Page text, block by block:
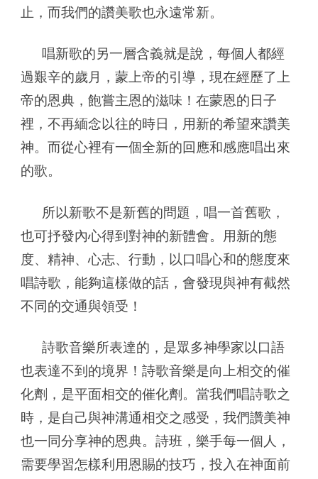
止，而我們的讚美歌也永遠常新。
唱新歌的另一層含義就是說，每個人都經
過艱辛的歲月，蒙上帝的引導，現在經歷了上
帝的恩典，飽嘗主恩的滋味！在蒙恩的日子
裡，不再緬念以往的時日，用新的希望來讚美
神。而從心裡有一個全新的回應和感應唱出來
的歌。
所以新歌不是新舊的問題，唱一首舊歌，
也可抒發內心得到對神的新體會。用新的態
度、精神、心志、行動，以口唱心和的態度來
唱詩歌，能夠這樣做的話，會發現與神有截然
不同的交通與領受！
詩歌音樂所表達的，是眾多神學家以口語
也表達不到的境界！詩歌音樂是向上相交的催
化劑，是平面相交的催化劑。當我們唱詩歌之
時，是自己與神溝通相交之感受，我們讚美神
也一同分享神的恩典。詩班，樂手每一個人，
需要學習怎樣利用恩賜的技巧，投入在神面前